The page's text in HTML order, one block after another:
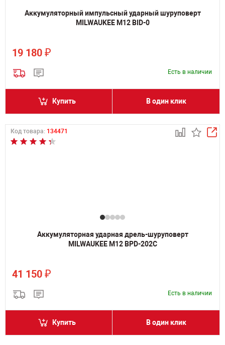
Аккумуляторный импульсный ударный шуруповерт
MILWAUKEE M12 BID-0
19 180 ₽
Есть в наличии
Купить В один клик
Код товара: 134471
Аккумуляторная ударная дрель-шуруповерт
MILWAUKEE M12 BPD-202C
41 150 ₽
Есть в наличии
Купить В один клик